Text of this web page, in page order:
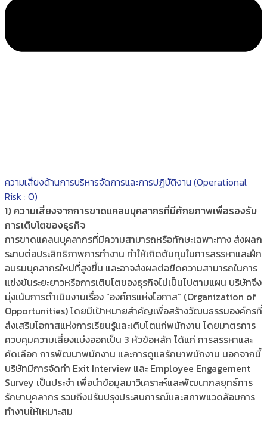
ความเสี่ยงด้านการบริหารจัดการและการปฏิบัติงาน (Operational
Risk : O)
1) ความเสี่ยงจากการขาดแคลนบุคลากรที่มีศักยภาพเพื่อรองรับ
การเติบโตของธุรกิจ
การขาดแคลนบุคลากรที่มีความสามารถหรือทักษะเฉพาะทาง ส่งผลก
ระทบต่อประสิทธิภาพการทำงาน ทำให้เกิดต้นทุนในการสรรหาและฝึก
อบรมบุคลากรใหม่ที่สูงขึ้น และอาจส่งผลต่อขีดความสามารถในการ
แข่งขันระยะยาวหรือการเติบโตของธุรกิจไม่เป็นไปตามแผน บริษัทจึง
มุ่งเน้นการดำเนินงานเรื่อง “องค์กรแห่งโอกาส” (Organization of
Opportunities) โดยมีเป้าหมายสำคัญเพื่อสร้างวัฒนธรรมองค์กรที่
ส่งเสริมโอกาสแห่งการเรียนรู้และเติบโตแก่พนักงาน โดยมาตรการ
ควบคุมความเสี่ยงแบ่งออกเป็น 3 หัวข้อหลัก ได้แก่ การสรรหาและ
คัดเลือก การพัฒนาพนักงาน และการดูแลรักษาพนักงาน นอกจากนี้
บริษัทมีการจัดทำ Exit Interview และ Employee Engagement
Survey เป็นประจำ เพื่อนำข้อมูลมาวิเคราะห์และพัฒนากลยุทธ์การ
รักษาบุคลากร รวมถึงปรับปรุงประสบการณ์และสภาพแวดล้อมการ
ทำงานให้เหมาะสม